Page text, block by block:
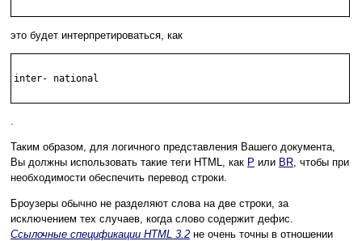
это будет интерпретироваться, как
inter- national
Таким образом, для логичного представления Вашего документа,
Вы должны использовать такие теги HTML, как P или BR , чтобы при
необходимости обеспечить перевод строки.
Броузеры обычно не разделяют слова на две строки, за
исключением тех случаев, когда слово содержит дефис.
Ссылочные спецификации HTML 3.2 не очень точны в отношении